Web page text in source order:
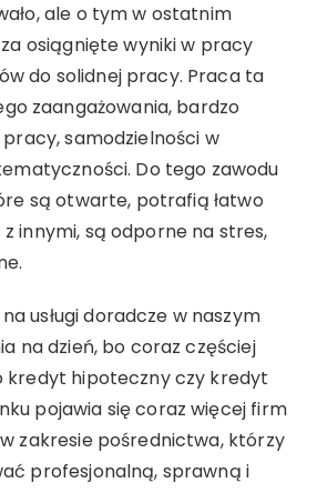
ale o tym w ostatnim
osiągnięte wyniki w pracy
do solidnej pracy. Praca ta
zaangażowania, bardzo
samodzielności w
Do tego zawodu
są otwarte, potrafią łatwo
innymi, są odporne na stres,
usługi doradcze w naszym
na dzień, bo coraz częściej
kredyt hipoteczny czy kredyt
pojawia się coraz więcej firm
zakresie pośrednictwa, którzy
profesjonalną, sprawną i